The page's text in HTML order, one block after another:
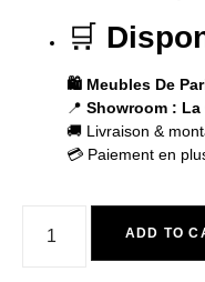
🛒
🛍️ Meubles De
📍 Showroom :
🚚 Livraison &
💳 Paiement en
ADD TO